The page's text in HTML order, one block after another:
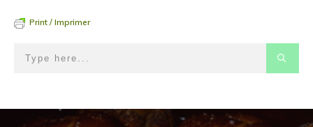
Print / Imprimer